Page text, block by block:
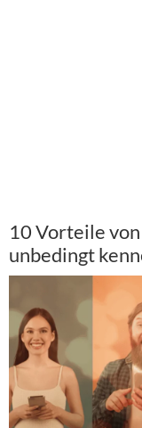
10 Vorteile
unbedingt